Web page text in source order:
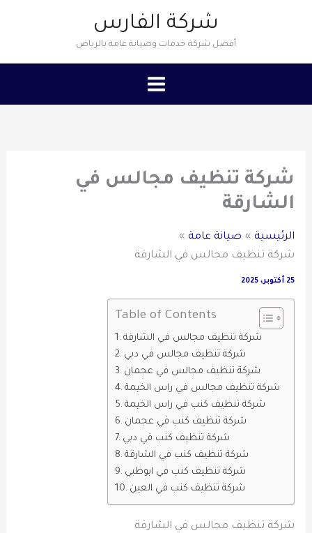
شركة الفارس
أفضل شركة خدمات وصيانة عامة بالرياض
شركة تنظيف مجالس في
الشارقة
الرئيسية
صيانة عامة
شركة تنظيف مجالس في الشارقة
25 أكتوبر، 2025
Table of Contents
شركة تنظيف مجالس في الشارقة
شركة تنظيف مجالس في دبي
شركة تنظيف مجالس في عجمان
شركة تنظيف مجالس في راس الخيمة
شركة تنظيف كنب في راس الخيمة
شركة تنظيف كنب في عجمان
شركة تنظيف كنب في دبي
شركة تنظيف كنب في الشارقة
شركة تنظيف كنب في ابوظبي
شركة تنظيف كنب في العين
شركة تنظيف مجالس في الشارقة